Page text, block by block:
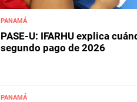
PANAMÁ
PASE-U: IFARHU explica
segundo pago de 2026
PANAMÁ